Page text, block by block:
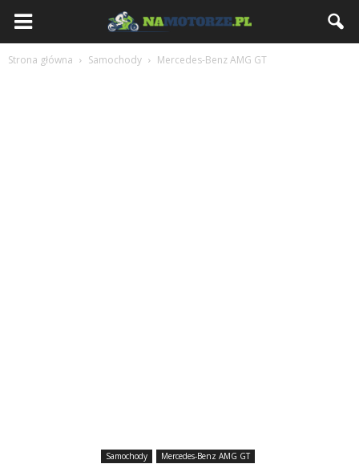
NaMotorze.pl
Strona główna Samochody Mercedes-Benz AMG GT
Samochody Mercedes-Benz AMG GT